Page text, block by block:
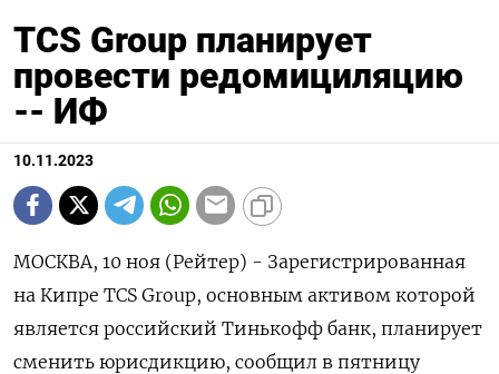
TCS Group планирует
провести редомициляцию
-- ИФ
10.11.2023
МОСКВА, 10 ноя (Рейтер) - Зарегистрированная
на Кипре TCS Group, основным активом которой
является российский Тинькофф банк, планирует
сменить юрисдикцию, сообщил в пятницу